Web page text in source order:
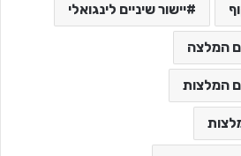
יישור שיניים לינגואלי
המלצה
המלצות